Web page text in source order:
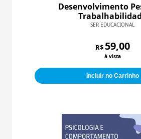
Desenvolvimento
SER EDUCACIONAL
R$ 59,00
à vista
Incluir no Carrinho